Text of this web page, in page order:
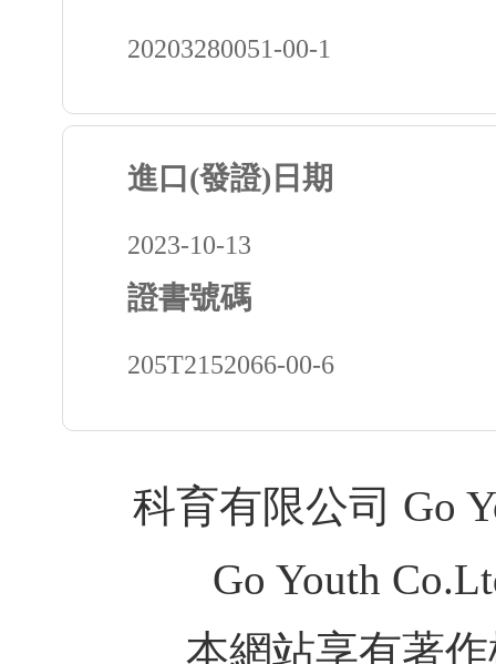
20203280051-00-1
進口(發證)日期
2023-10-13
證書號碼
205T2152066-00-6
科育有限公司 Go
Go Youth
本網站享有著